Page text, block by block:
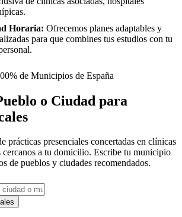
Horaria: Ofrecemos planes adaptables y
para que combines tus estudios con tu
de Municipios de España
o Ciudad para
prácticas presenciales concertadas en clínicas
cercanos a tu domicilio. Escribe tu municipio
de pueblos y ciudades recomendados.